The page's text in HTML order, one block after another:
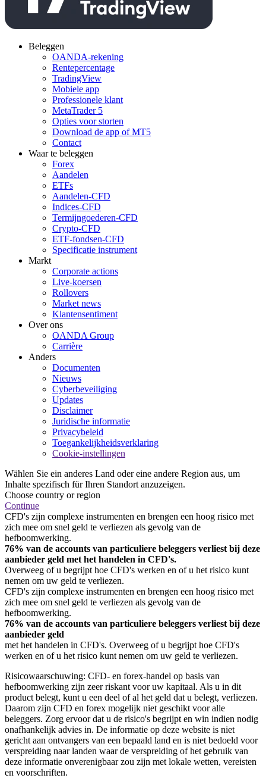
Beleggen
OANDA-rekening
Rentepercentage
TradingView
Mobiele app
Professionele klant
MetaTrader 5
Opties voor storten
Download de app of MT5
Contact
Waar te beleggen
Forex
Aandelen
ETFs
Aandelen-CFD
Indices-CFD
Termijngoederen-CFD
Crypto-CFD
ETF-fondsen-CFD
Specificatie instrument
Markt
Corporate actions
Live-koersen
Rollovers
Market news
Klantensentiment
Over ons
OANDA Group
Carrière
Anders
Documenten
Nieuws
Cyberbeveiliging
Updates
Disclaimer
Juridische informatie
Privacybeleid
Toegankelijkheidsverklaring
Cookie-instellingen
Wählen Sie ein anderes Land oder eine andere Region aus, um
Inhalte spezifisch für Ihren Standort anzuzeigen.
Choose country or region
Continue
CFD's zijn complexe instrumenten en brengen een hoog risico met
zich mee om snel geld te verliezen als gevolg van de
hefboomwerking.
76% van de accounts van particuliere beleggers verliest bij deze
aanbieder geld met het handelen in CFD's.
Overweeg of u begrijpt hoe CFD's werken en of u het risico kunt
nemen om uw geld te verliezen.
CFD's zijn complexe instrumenten en brengen een hoog risico met
zich mee om snel geld te verliezen als gevolg van de
hefboomwerking.
76% van de accounts van particuliere beleggers verliest bij deze
aanbieder geld
met het handelen in CFD's. Overweeg of u begrijpt hoe CFD's
werken en of u het risico kunt nemen om uw geld te verliezen.
Risicowaarschuwing: CFD- en forex-handel op basis van
hefboomwerking zijn zeer riskant voor uw kapitaal. Als u in dit
product belegt, kunt u een deel of al het geld dat u belegt, verliezen.
Daarom zijn CFD en forex mogelijk niet geschikt voor alle
beleggers. Zorg ervoor dat u de risico's begrijpt en win indien nodig
onafhankelijk advies in. De informatie op deze website is niet
gericht aan ontvangers van een bepaald land en is niet bedoeld voor
verspreiding naar landen waar de verspreiding of het gebruik van
deze informatie onverenigbaar zou zijn met lokale wetten, vereisten
en voorschriften.